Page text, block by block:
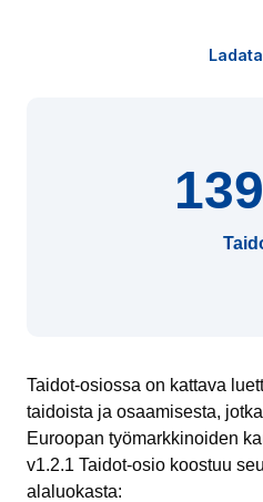
Taidot-osiossa on kattava
taidoista ja osaamisesta,
Euroopan työmarkkinoiden
v1.2.1 Taidot-osio koostuu
alaluokasta: